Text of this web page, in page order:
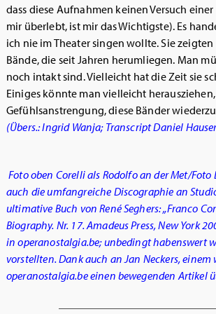
dass diese Aufnahmen keinen Versuch
mir überlebt, ist mir das Wichtigste). Es
ich nie im Theater singen wollte. Sie
Bände, die seit Jahren herumliegen. Man
noch intakt sind. Vielleicht hat die Zeit sie
Einiges könnte man vielleicht
Gefühlsanstrengung, diese Bänder
(Übers.: Ingrid Wanja; Transcript Daniel
Foto oben Corelli als Rodolfo an der Met/
auch die umfangreiche Discographie an
ultimative Buch von René Seghers: „Franco
Biography. Nr. 17. Amadeus Press, New York
in operanostalgia.be; unbedingt habenswert
vorstellten. Dank auch an Jan Neckers,
operanostalgia.be einen bewegenden Artikel